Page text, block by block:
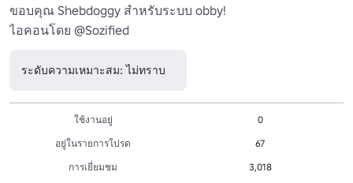
ขอบคุณ Shebdoggy สําหรับระบบ obby!
ระดับความเหมาะสม: ไม่ทราบ
ใช้งานอยู่
0
อยู่ในรายการโปรด
67
การเยี่ยมชม
3,018